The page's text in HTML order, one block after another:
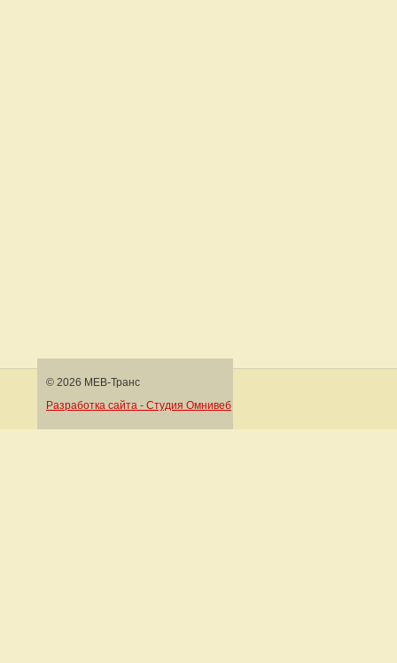
© 2026 МЕВ-Транс
Разработка сайта - Студия Омнивеб